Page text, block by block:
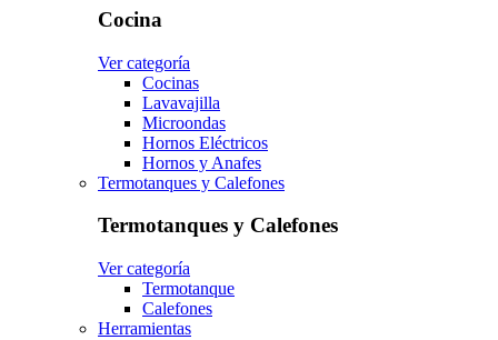
Cocina
Ver categoría
Cocinas
Lavavajilla
Microondas
Hornos Eléctricos
Hornos y Anafes
Termotanques y Calefones
Termotanques y Calefones
Ver categoría
Termotanque
Calefones
Herramientas